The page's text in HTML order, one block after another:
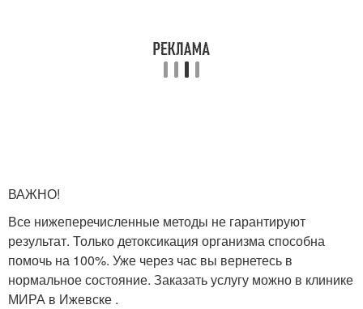
ВАЖНО!
Все нижеперечисленные методы не гарантируют
результат. Только детоксикация организма способна
помочь на 100%. Уже через час вы вернетесь в
нормальное состояние. Заказать услугу можно в клинике
МИРА в Ижевске .